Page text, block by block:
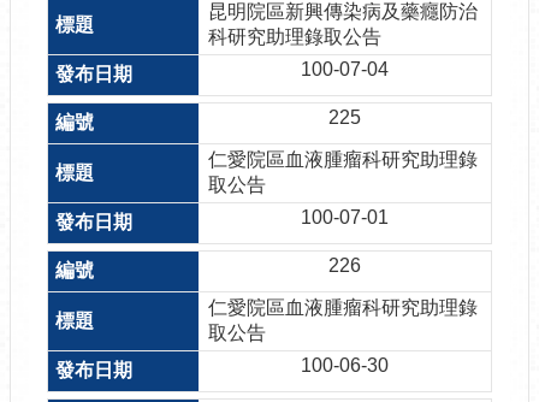
昆明院區新興傳染病及藥癮防治
科研究助理錄取公告
100-07-04
225
仁愛院區血液腫瘤科研究助理錄
取公告
100-07-01
226
仁愛院區血液腫瘤科研究助理錄
取公告
100-06-30